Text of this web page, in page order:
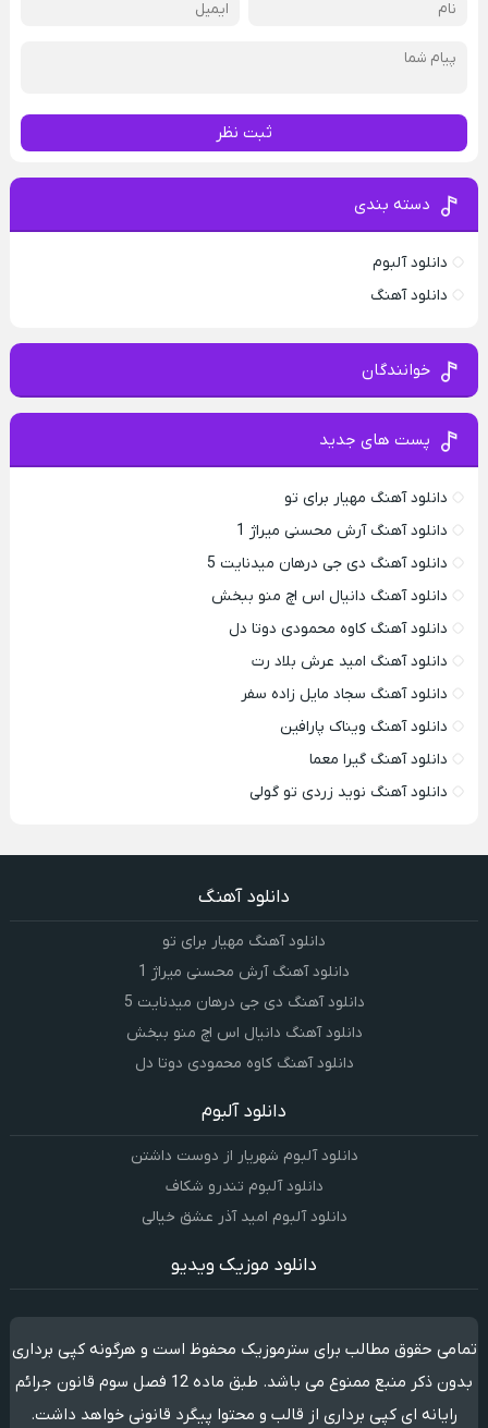
ثبت نظر
دسته بندی
دانلود آلبوم
دانلود آهنگ
خوانندگان
پست های جدید
دانلود آهنگ مهیار برای تو
دانلود آهنگ آرش محسنی میراژ 1
دانلود آهنگ دی جی درهان میدنایت 5
دانلود آهنگ دانیال اس اچ منو ببخش
دانلود آهنگ کاوه محمودی دوتا دل
دانلود آهنگ امید عرش بلاد رت
دانلود آهنگ سجاد مایل زاده سفر
دانلود آهنگ ویناک پارافین
دانلود آهنگ گیرا معما
دانلود آهنگ نوید زردی تو گولی
دانلود آهنگ
دانلود آهنگ مهیار برای تو
دانلود آهنگ آرش محسنی میراژ 1
دانلود آهنگ دی جی درهان میدنایت 5
دانلود آهنگ دانیال اس اچ منو ببخش
دانلود آهنگ کاوه محمودی دوتا دل
دانلود آلبوم
دانلود آلبوم شهریار از دوست داشتن
دانلود آلبوم تندرو شکاف
دانلود آلبوم امید آذر عشق خیالی
دانلود موزیک ویدیو
تمامی حقوق مطالب برای سترموزیک محفوظ است و هرگونه کپی برداری
بدون ذکر منبع ممنوع می باشد. طبق ماده 12 فصل سوم قانون جرائم
رایانه ای کپی برداری از قالب و محتوا پیگرد قانونی خواهد داشت.